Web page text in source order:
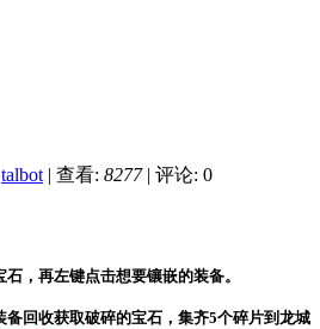
talbot | 查看: 8277| 评论: 0
，再左键点击想要镶嵌的装备。
备回收获取破碎的宝石，集齐5个碎片到龙城